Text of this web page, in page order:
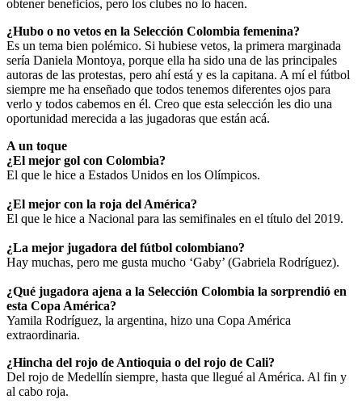
obtener beneficios, pero los clubes no lo hacen.
¿Hubo o no vetos en la Selección Colombia femenina?
Es un tema bien polémico. Si hubiese vetos, la primera marginada
sería Daniela Montoya, porque ella ha sido una de las principales
autoras de las protestas, pero ahí está y es la capitana. A mí el fútbol
siempre me ha enseñado que todos tenemos diferentes ojos para
verlo y todos cabemos en él. Creo que esta selección les dio una
oportunidad merecida a las jugadoras que están acá.
A un toque
¿El mejor gol con Colombia?
El que le hice a Estados Unidos en los Olímpicos.
¿El mejor con la roja del América?
El que le hice a Nacional para las semifinales en el título del 2019.
¿La mejor jugadora del fútbol colombiano?
Hay muchas, pero me gusta mucho ‘Gaby’ (Gabriela Rodríguez).
¿Qué jugadora ajena a la Selección Colombia la sorprendió en
esta Copa América?
Yamila Rodríguez, la argentina, hizo una Copa América
extraordinaria.
¿Hincha del rojo de Antioquia o del rojo de Cali?
Del rojo de Medellín siempre, hasta que llegué al América. Al fin y
al cabo roja.